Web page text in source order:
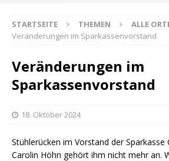
STARTSEITE THEMEN ALLE
Veränderungen im Sparkassenvorstand
Veränderungen im
Sparkassenvorstand
18. Oktober 2024
Stühlerücken im Vorstand der Sparkasse
Carolin Höhn gehört ihm nicht mehr an.